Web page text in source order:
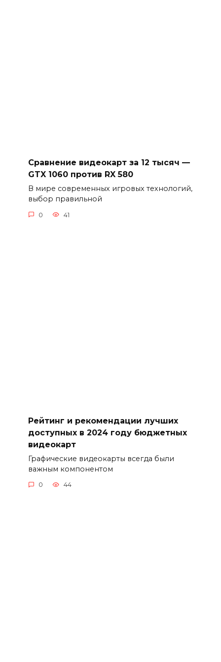
Сравнение видеокарт за 12 тысяч —
GTX 1060 против RX 580
В мире современных игровых технологий,
выбор правильной
0 41
Рейтинг и рекомендации лучших
доступных в 2024 году бюджетных
видеокарт
Графические видеокарты всегда были
важным компонентом
0 44